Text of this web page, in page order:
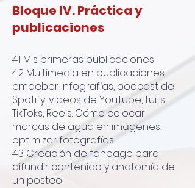
Bloque IV. Práctica y
publicaciones
4.1 Mis primeras publicaciones
4.2 Multimedia en publicaciones:
embeber infografías, podcast de
Spotify, videos de YouTube, tuits,
TikToks, Reels. Cómo colocar
marcas de agua en imágenes,
optimizar fotografías
4.3 Creación de fanpage para
difundir contenido y anatomía de
un posteo